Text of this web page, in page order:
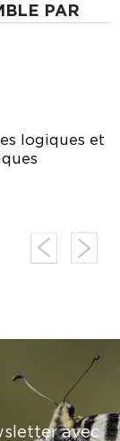
PAR
logiques et
avec